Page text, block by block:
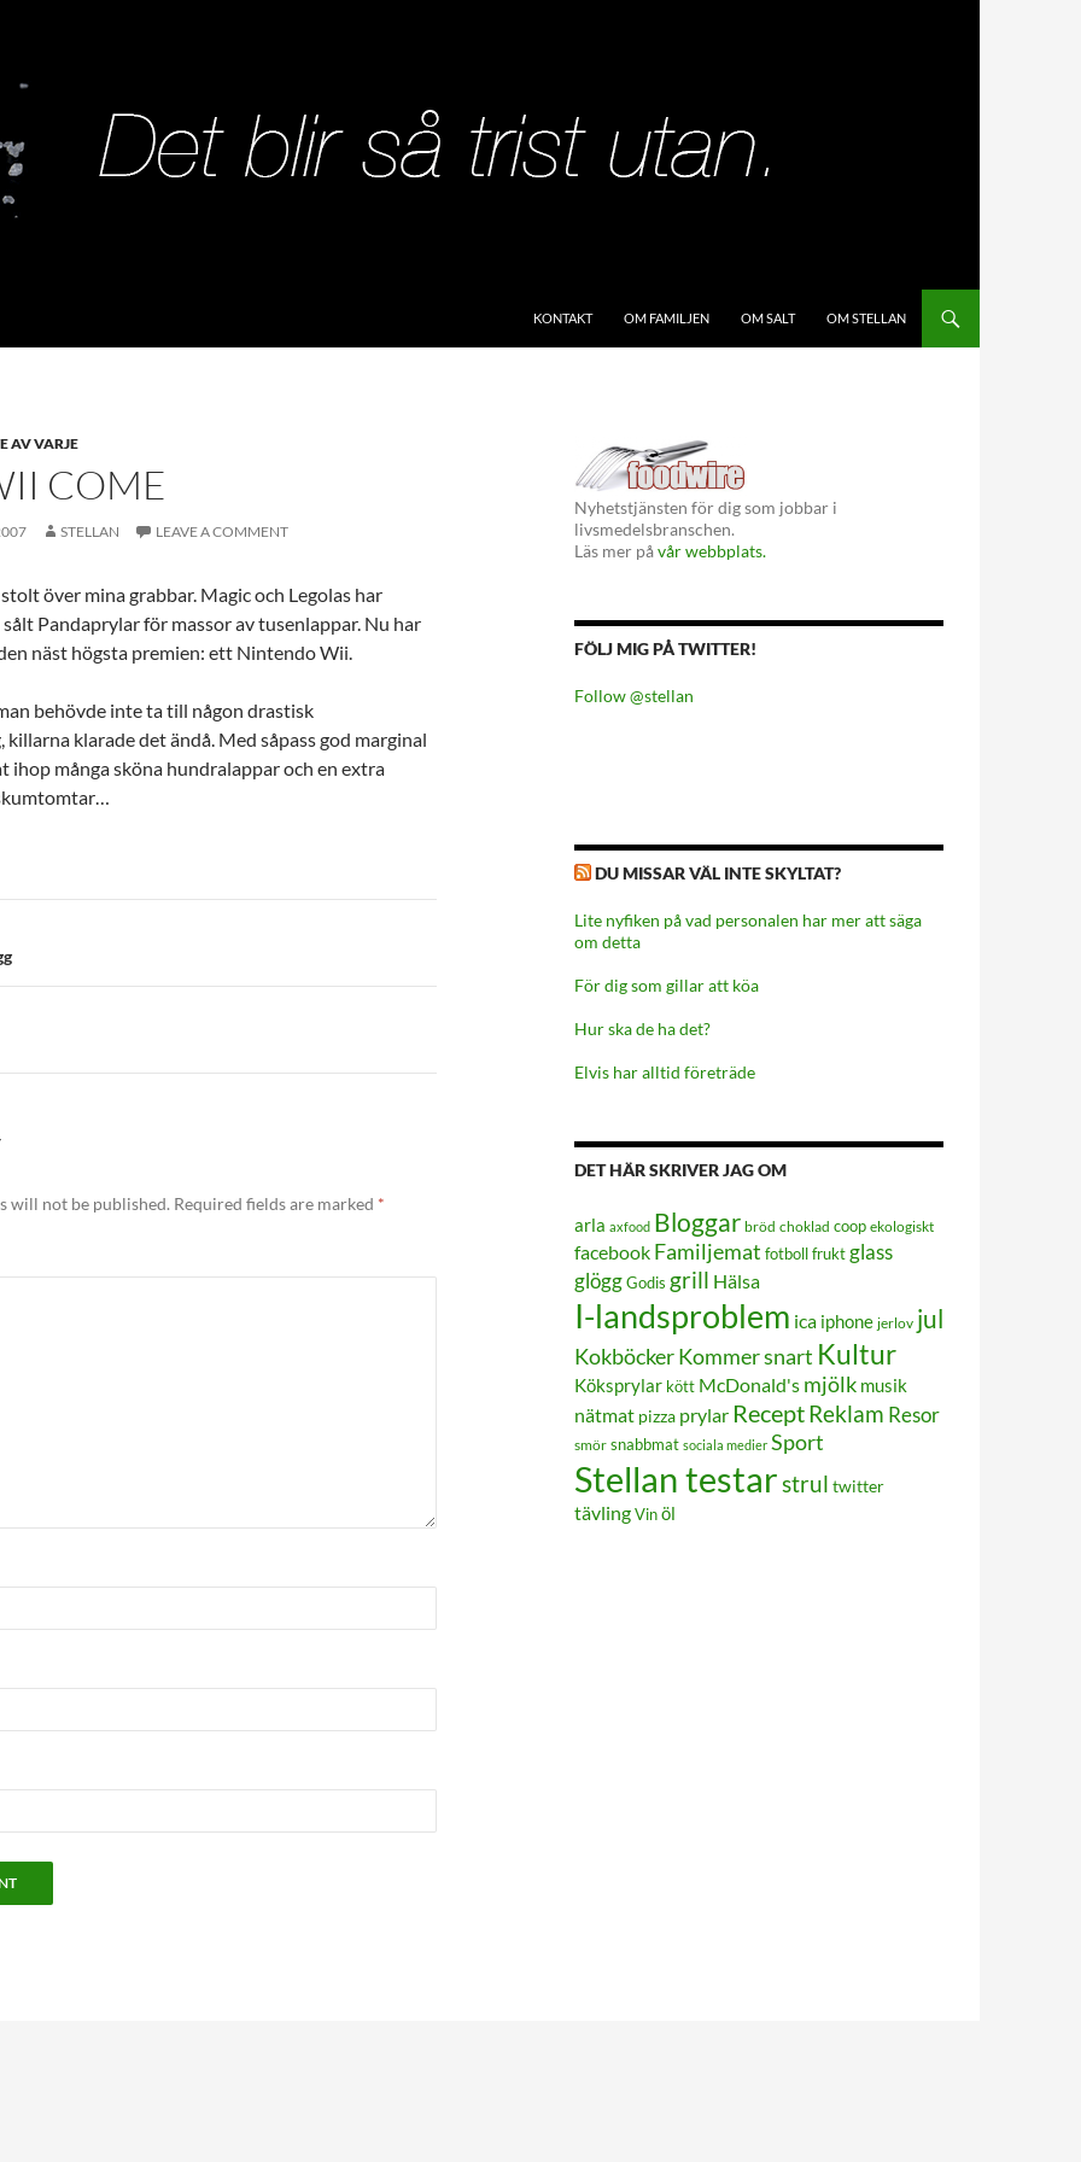
KONTAKT
OM FAMILJEN OM SALT OM STELLAN
AV VARJE
COME
STELLAN LEAVE A COMMENT
stolt över mina grabbar. Magic och Legolas har
Pandaprylar för massor av tusenlappar. Nu har
näst högsta premien: ett Nintendo Wii.
behövde inte ta till någon drastisk
klarade det ändå. Med såpass god marginal
ihop många sköna hundralappar och en extra
will not be published. Required fields are marked *
Nyhetstjänsten för dig som jobbar i
livsmedelsbranschen.
Läs mer påvår webbplats.
FÖLJ MIG PÅ TWITTER!
Follow @stellan
DU MISSAR VÄL INTE SKYLTAT?
Lite nyfiken på vad personalen har mer att säga
om detta
För dig som gillar att köa
Hur ska de ha det?
Elvis har alltid företräde
DET HÄR SKRIVER JAG OM
arla axfood Bloggar bröd choklad coop ekologiskt
facebook Familjemat fotboll frukt glass
glöggGodis grill Hälsa
I-landsproblem ica iphone jerlov jul
KokböckerKommer snart Kultur
Köksprylar kött McDonald's mjölk musik
nätmat pizza prylar ReceptReklam Resor
smör snabbmat sociala medier Sport
Stellan testarstrul twitter
tävling Vin öl